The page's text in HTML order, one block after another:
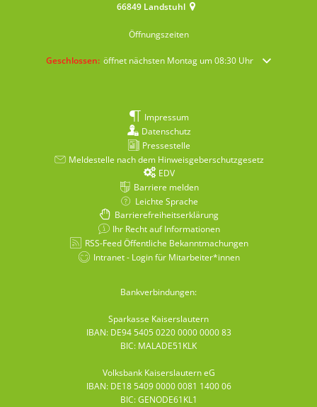
66849 Landstuhl
Öffnungszeiten
Klicken, um weitere Öffnungs- oder Schließzeiten auszublenden
Geschlossen: öffnet nächsten Montag um 08:30 Uhr
Impressum
Datenschutz
Pressestelle
Meldestelle nach dem Hinweisgeberschutzgesetz
EDV
Barriere melden
Leichte Sprache
Barrierefreiheitserklärung
Ihr Recht auf Informationen
RSS-Feed Öffentliche Bekanntmachungen
Intranet - Login für Mitarbeiter*innen
Bankverbindungen:
Sparkasse Kaiserslautern
IBAN: DE94 5405 0220 0000 0000 83
BIC: MALADE51KLK
Volksbank Kaiserslautern eG
IBAN: DE18 5409 0000 0081 1400 06
BIC: GENODE61KL1